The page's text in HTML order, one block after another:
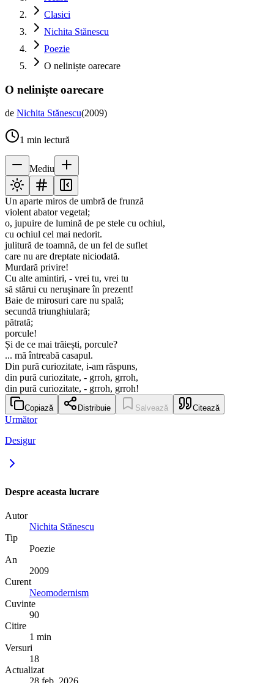
Clasici
Nichita Stănescu
Poezie
O neliniște oarecare
O neliniște oarecare
de Nichita Stănescu(2009)
1 min lectură
Mediu
Un aparte miros de umbră de frunză
violent abator vegetal;
o, jupuire de lumină de pe stele cu ochiul,
cu ochiul cel mai nedorit.
julitură de toamnă, de un fel de suflet
care nu are dreptate niciodată.
Murdară privire!
Cu alte amintiri, - vrei tu, vrei tu
să stărui cu nerușinare în prezent!
Baie de mirosuri care nu spală;
secundă triunghiulară;
pătrată;
porcule!
Și de ce mai trăiești, porcule?
... mă întreabă casapul.
Din pură curiozitate, i-am răspuns,
din pură curiozitate, - grroh, grroh,
din pură curiozitate, - grroh, grroh!
Copiază Distribuie Salvează Citează
Următor
Desigur
Despre aceasta lucrare
Autor
Nichita Stănescu
Tip
Poezie
An
2009
Curent
Neomodernism
Cuvinte
90
Citire
1 min
Versuri
18
Actualizat
28 feb. 2026